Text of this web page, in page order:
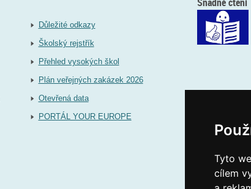
Tyto
cílem
Důležité odkazy
Školský rejstřík
Přehled vysokých škol
Plán veřejných zakázek 2026
Otevřená data
PORTÁL YOUR EUROPE
Snadné čtení